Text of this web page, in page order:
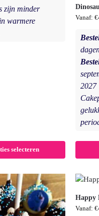
zijn minder
warmere
selecteren
Vanaf: €
2027
Happy
Vanaf: €